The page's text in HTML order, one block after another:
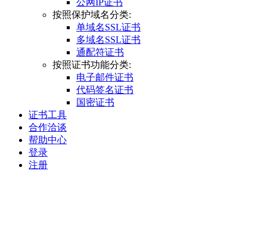
公网IP证书
按照保护域名分类:
单域名SSL证书
多域名SSL证书
通配符证书
按照证书功能分类:
电子邮件证书
代码签名证书
国密证书
证书工具
合作洽谈
帮助中心
登录
注册